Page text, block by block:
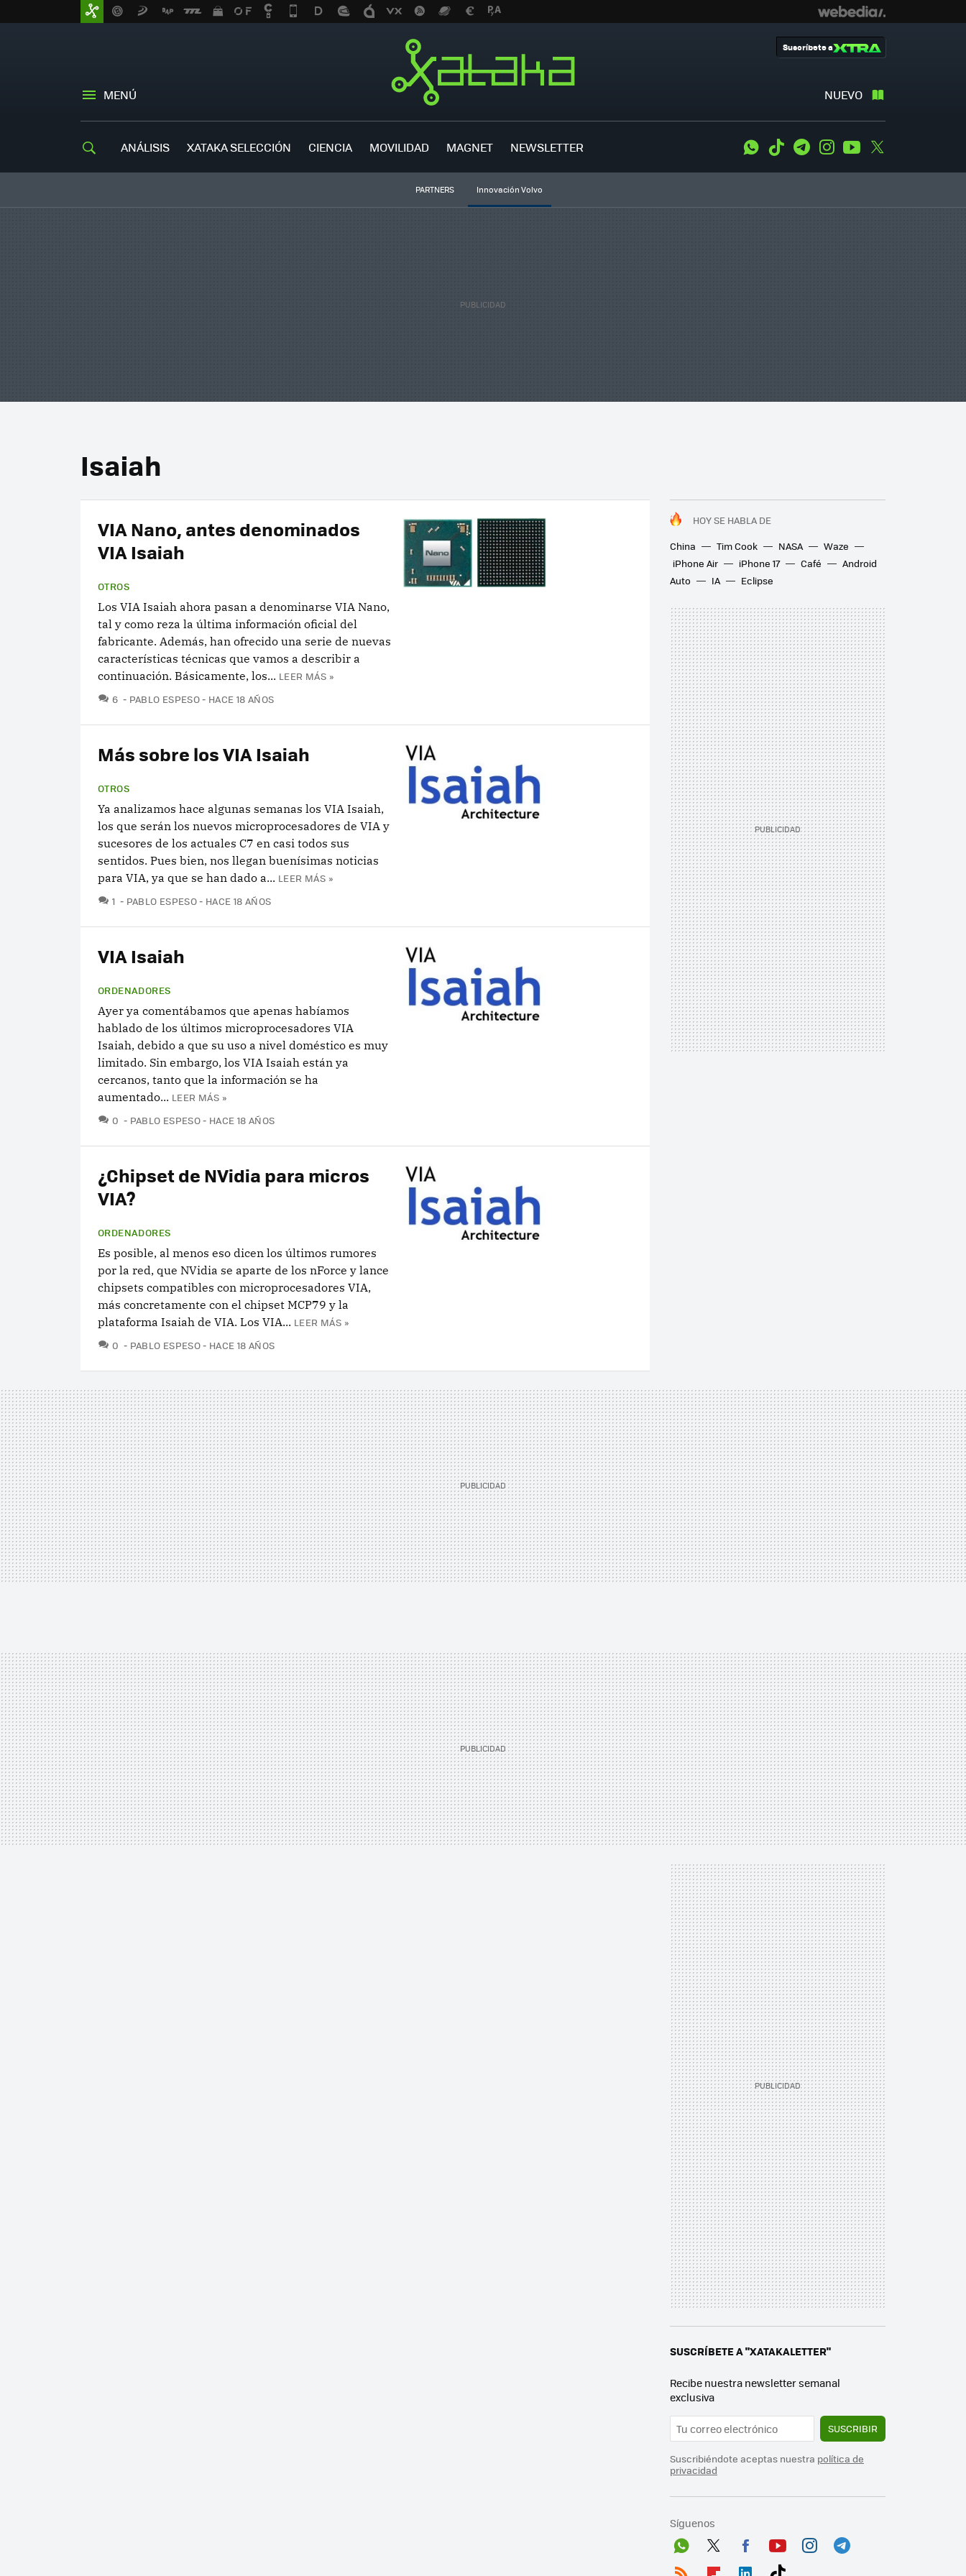
MENÚ NUEVO
Suscríbete a
ANÁLISIS XATAKA SELECCIÓN CIENCIA MOVILIDAD MAGNET NEWSLETTER WhatsApp
Tiktok TelegramInstagramYoutube
PARTNERS Innovación Volvo
Isaiah
HOY SE HABLA DE
China
Tim Cook NASA
Waze
iPhone Air
iPhone 17 Café
Android
Auto
IA Eclipse
VIA Nano, antes denominados
VIA Isaiah
OTROS
Los VIA Isaiah ahora pasan a denominarse VIA Nano,
tal y como reza la última información oficial del
fabricante. Además, han ofrecido una serie de nuevas
características técnicas que vamos a describir a
continuación. Básicamente, los... LEER MÁS »
6 COMENTARIOS
PABLO ESPESO HACE 18 AÑOS
Más sobre los VIA Isaiah
OTROS
Ya analizamos hace algunas semanas los VIA Isaiah,
los que serán los nuevos microprocesadores de VIA y
sucesores de los actuales C7 en casi todos sus
sentidos. Pues bien, nos llegan buenísimas noticias
para VIA, ya que se han dado a... LEER MÁS »
1 COMENTARIOS
PABLO ESPESO HACE 18 AÑOS
VIA Isaiah
ORDENADORES
Ayer ya comentábamos que apenas habíamos
hablado de los últimos microprocesadores VIA
Isaiah, debido a que su uso a nivel doméstico es muy
limitado. Sin embargo, los VIA Isaiah están ya
cercanos, tanto que la información se ha
aumentado... LEER MÁS »
0 COMENTARIOS
PABLO ESPESO HACE 18 AÑOS
¿Chipset de NVidia para micros
VIA?
ORDENADORES
Es posible, al menos eso dicen los últimos rumores
por la red, que NVidia se aparte de los nForce y lance
chipsets compatibles con microprocesadores VIA,
más concretamente con el chipset MCP79 y la
plataforma Isaiah de VIA. Los VIA... LEER MÁS »
0 COMENTARIOS
PABLO ESPESO HACE 18 AÑOS
SUSCRÍBETE A "XATAKALETTER"
Recibe nuestra newsletter semanal
exclusiva
SUSCRIBIR
Suscribiéndote aceptas nuestra política de
privacidad
Síguenos
Wh Twit Fac You